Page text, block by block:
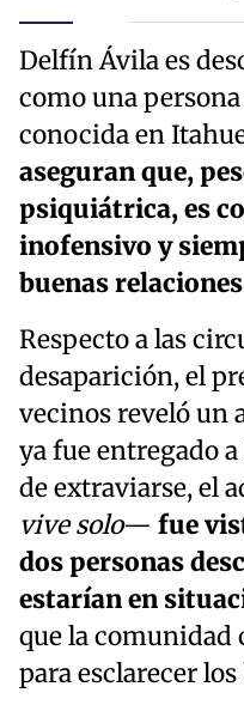
Delfín Ávila es
como una
conocida en
aseguran que,
psiquiátrica, es
inofensivo y
buenas
Respecto a las
desaparición, el
vecinos reveló un
ya fue entregado
de extraviarse, el
vive solo— fue
dos personas
estarían en
que la
para esclarecer los